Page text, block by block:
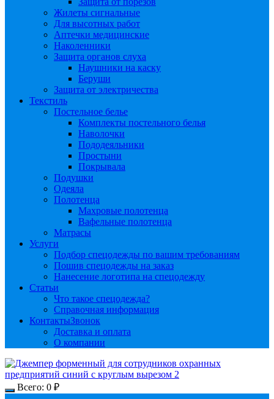
Жилеты сигнальные
Для высотных работ
Аптечки медицинские
Наколенники
Защита органов слуха
Наушники на каску
Беруши
Защита от электричества
Текстиль
Постельное белье
Комплекты постельного белья
Наволочки
Пододеяльники
Простыни
Покрывала
Подушки
Одеяла
Полотенца
Махровые полотенца
Вафельные полотенца
Матрасы
Услуги
Подбор спецодежды по вашим требованиям
Пошив спецодежды на заказ
Нанесение логотипа на спецодежду
Статьи
Что такое спецодежда?
Справочная информация
КонтактыЗвонок
Доставка и оплата
О компании
Всего: 0 ₽